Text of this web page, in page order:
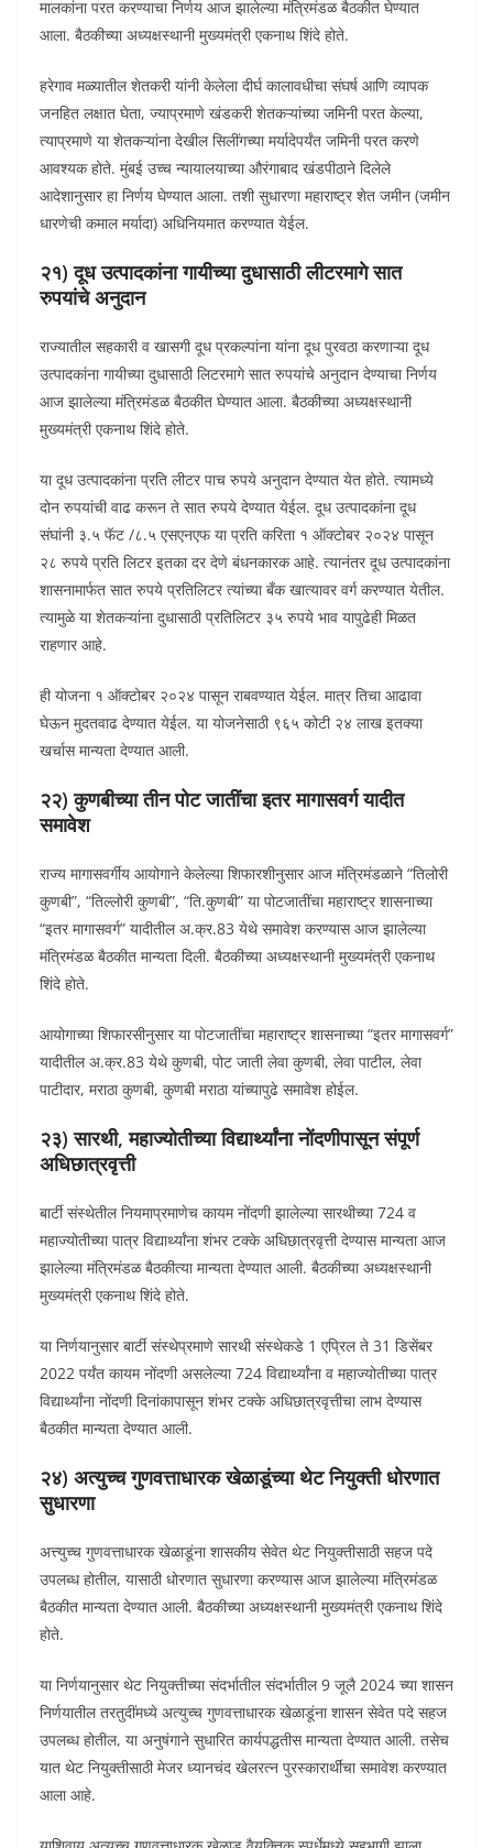
मालकांना परत करण्याचा निर्णय आज झालेल्या मंत्रिमंडळ बैठकीत घेण्यात
आला. बैठकीच्या अध्यक्षस्थानी मुख्यमंत्री एकनाथ शिंदे होते.
हरेगाव मळ्यातील शेतकरी यांनी केलेला दीर्घ कालावधीचा संघर्ष आणि व्यापक
जनहित लक्षात घेता, ज्याप्रमाणे खंडकरी शेतकऱ्यांच्या जमिनी परत केल्या,
त्याप्रमाणे या शेतकऱ्यांना देखील सिलींगच्या मर्यादेपर्यंत जमिनी परत करणे
आवश्यक होते. मुंबई उच्च न्यायालयाच्या औरंगाबाद खंडपीठाने दिलेले
आदेशानुसार हा निर्णय घेण्यात आला. तशी सुधारणा महाराष्ट्र शेत जमीन (जमीन
धारणेची कमाल मर्यादा) अधिनियमात करण्यात येईल.
२१) दूध उत्पादकांना गायीच्या दुधासाठी लीटरमागे सात
रुपयांचे अनुदान
राज्यातील सहकारी व खासगी दूध प्रकल्पांना यांना दूध पुरवठा करणाऱ्या दूध
उत्पादकांना गायीच्या दुधासाठी लिटरमागे सात रुपयांचे अनुदान देण्याचा निर्णय
आज झालेल्या मंत्रिमंडळ बैठकीत घेण्यात आला. बैठकीच्या अध्यक्षस्थानी
मुख्यमंत्री एकनाथ शिंदे होते.
या दूध उत्पादकांना प्रति लीटर पाच रुपये अनुदान देण्यात येत होते. त्यामध्ये
दोन रुपयांची वाढ करून ते सात रुपये देण्यात येईल. दूध उत्पादकांना दूध
संघांनी ३.५ फॅट /८.५ एसएनएफ या प्रति करिता १ ऑक्टोबर २०२४ पासून
२८ रुपये प्रति लिटर इतका दर देणे बंधनकारक आहे. त्यानंतर दूध उत्पादकांना
शासनामार्फत सात रुपये प्रतिलिटर त्यांच्या बँक खात्यावर वर्ग करण्यात येतील.
त्यामुळे या शेतकऱ्यांना दुधासाठी प्रतिलिटर ३५ रुपये भाव यापुढेही मिळत
राहणार आहे.
ही योजना १ ऑक्टोबर २०२४ पासून राबवण्यात येईल. मात्र तिचा आढावा
घेऊन मुदतवाढ देण्यात येईल. या योजनेसाठी ९६५ कोटी २४ लाख इतक्या
खर्चास मान्यता देण्यात आली.
२२) कुणबीच्या तीन पोट जातींचा इतर मागासवर्ग यादीत
समावेश
राज्य मागासवर्गीय आयोगाने केलेल्या शिफारशीनुसार आज मंत्रिमंडळाने “तिलोरी
कुणबी”, “तिल्लोरी कुणबी”, “ति.कुणबी” या पोटजातींचा महाराष्ट्र शासनाच्या
“इतर मागासवर्ग” यादीतील अ.क्र.83 येथे समावेश करण्यास आज झालेल्या
मंत्रिमंडळ बैठकीत मान्यता दिली. बैठकीच्या अध्यक्षस्थानी मुख्यमंत्री एकनाथ
शिंदे होते.
आयोगाच्या शिफारसीनुसार या पोटजातींचा महाराष्ट्र शासनाच्या “इतर मागासवर्ग”
यादीतील अ.क्र.83 येथे कुणबी, पोट जाती लेवा कुणबी, लेवा पाटील, लेवा
पाटीदार, मराठा कुणबी, कुणबी मराठा यांच्यापुढे समावेश होईल.
२३) सारथी, महाज्योतीच्या विद्यार्थ्यांना नोंदणीपासून संपूर्ण
अधिछात्रवृत्ती
बार्टी संस्थेतील नियमाप्रमाणेच कायम नोंदणी झालेल्या सारथीच्या 724 व
महाज्योतीच्या पात्र विद्यार्थ्यांना शंभर टक्के अधिछात्रवृत्ती देण्यास मान्यता आज
झालेल्या मंत्रिमंडळ बैठकीत्या मान्यता देण्यात आली. बैठकीच्या अध्यक्षस्थानी
मुख्यमंत्री एकनाथ शिंदे होते.
या निर्णयानुसार बार्टी संस्थेप्रमाणे सारथी संस्थेकडे 1 एप्रिल ते 31 डिसेंबर
2022 पर्यंत कायम नोंदणी असलेल्या 724 विद्यार्थ्यांना व महाज्योतीच्या पात्र
विद्यार्थ्यांना नोंदणी दिनांकापासून शंभर टक्के अधिछात्रवृत्तीचा लाभ देण्यास
बैठकीत मान्यता देण्यात आली.
२४) अत्युच्च गुणवत्ताधारक खेळाडूंच्या थेट नियुक्ती धोरणात
सुधारणा
अत्त्युच्च गुणवत्ताधारक खेळाडूंना शासकीय सेवेत थेट नियुक्तीसाठी सहज पदे
उपलब्ध होतील, यासाठी धोरणात सुधारणा करण्यास आज झालेल्या मंत्रिमंडळ
बैठकीत मान्यता देण्यात आली. बैठकीच्या अध्यक्षस्थानी मुख्यमंत्री एकनाथ शिंदे
होते.
या निर्णयानुसार थेट नियुक्तीच्या संदर्भातील संदर्भातील 9 जूलै 2024 च्या शासन
निर्णयातील तरतुदींमध्ये अत्युच्च गुणवत्ताधारक खेळाडूंना शासन सेवेत पदे सहज
उपलब्ध होतील, या अनुषंगाने सुधारित कार्यपद्धतीस मान्यता देण्यात आली. तसेच
यात थेट नियुक्तीसाठी मेजर ध्यानचंद खेलरत्न पुरस्कारार्थींचा समावेश करण्यात
आला आहे.